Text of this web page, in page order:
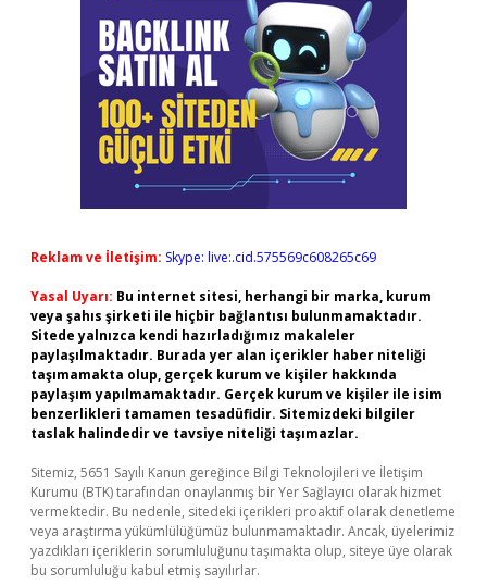
Reklam ve İletişim: Skype: live:.cid.575569c608265c69
Yasal Uyarı: Bu internet sitesi, herhangi bir marka, kurum
veya şahıs şirketi ile hiçbir bağlantısı bulunmamaktadır.
Sitede yalnızca kendi hazırladığımız makaleler
paylaşılmaktadır. Burada yer alan içerikler haber niteliği
taşımamakta olup, gerçek kurum ve kişiler hakkında
paylaşım yapılmamaktadır. Gerçek kurum ve kişiler ile isim
benzerlikleri tamamen tesadüfidir. Sitemizdeki bilgiler
taslak halindedir ve tavsiye niteliği taşımazlar.
Sitemiz, 5651 Sayılı Kanun gereğince Bilgi Teknolojileri ve İletişim
Kurumu (BTK) tarafından onaylanmış bir Yer Sağlayıcı olarak hizmet
vermektedir. Bu nedenle, sitedeki içerikleri proaktif olarak denetleme
veya araştırma yükümlülüğümüz bulunmamaktadır. Ancak, üyelerimiz
yazdıkları içeriklerin sorumluluğunu taşımakta olup, siteye üye olarak
bu sorumluluğu kabul etmiş sayılırlar.